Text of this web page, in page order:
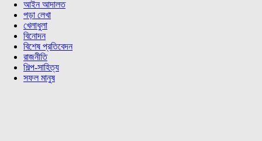
আইন আদালত
পড়া লেখা
খেলাধুলা
বিনোদন
বিশেষ প্রতিবেদন
রাজনীতি
শিল্প-সাহিত্য
সফল মানুষ